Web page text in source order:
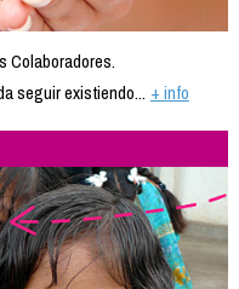
Colaboradores.
seguir existiendo... + info